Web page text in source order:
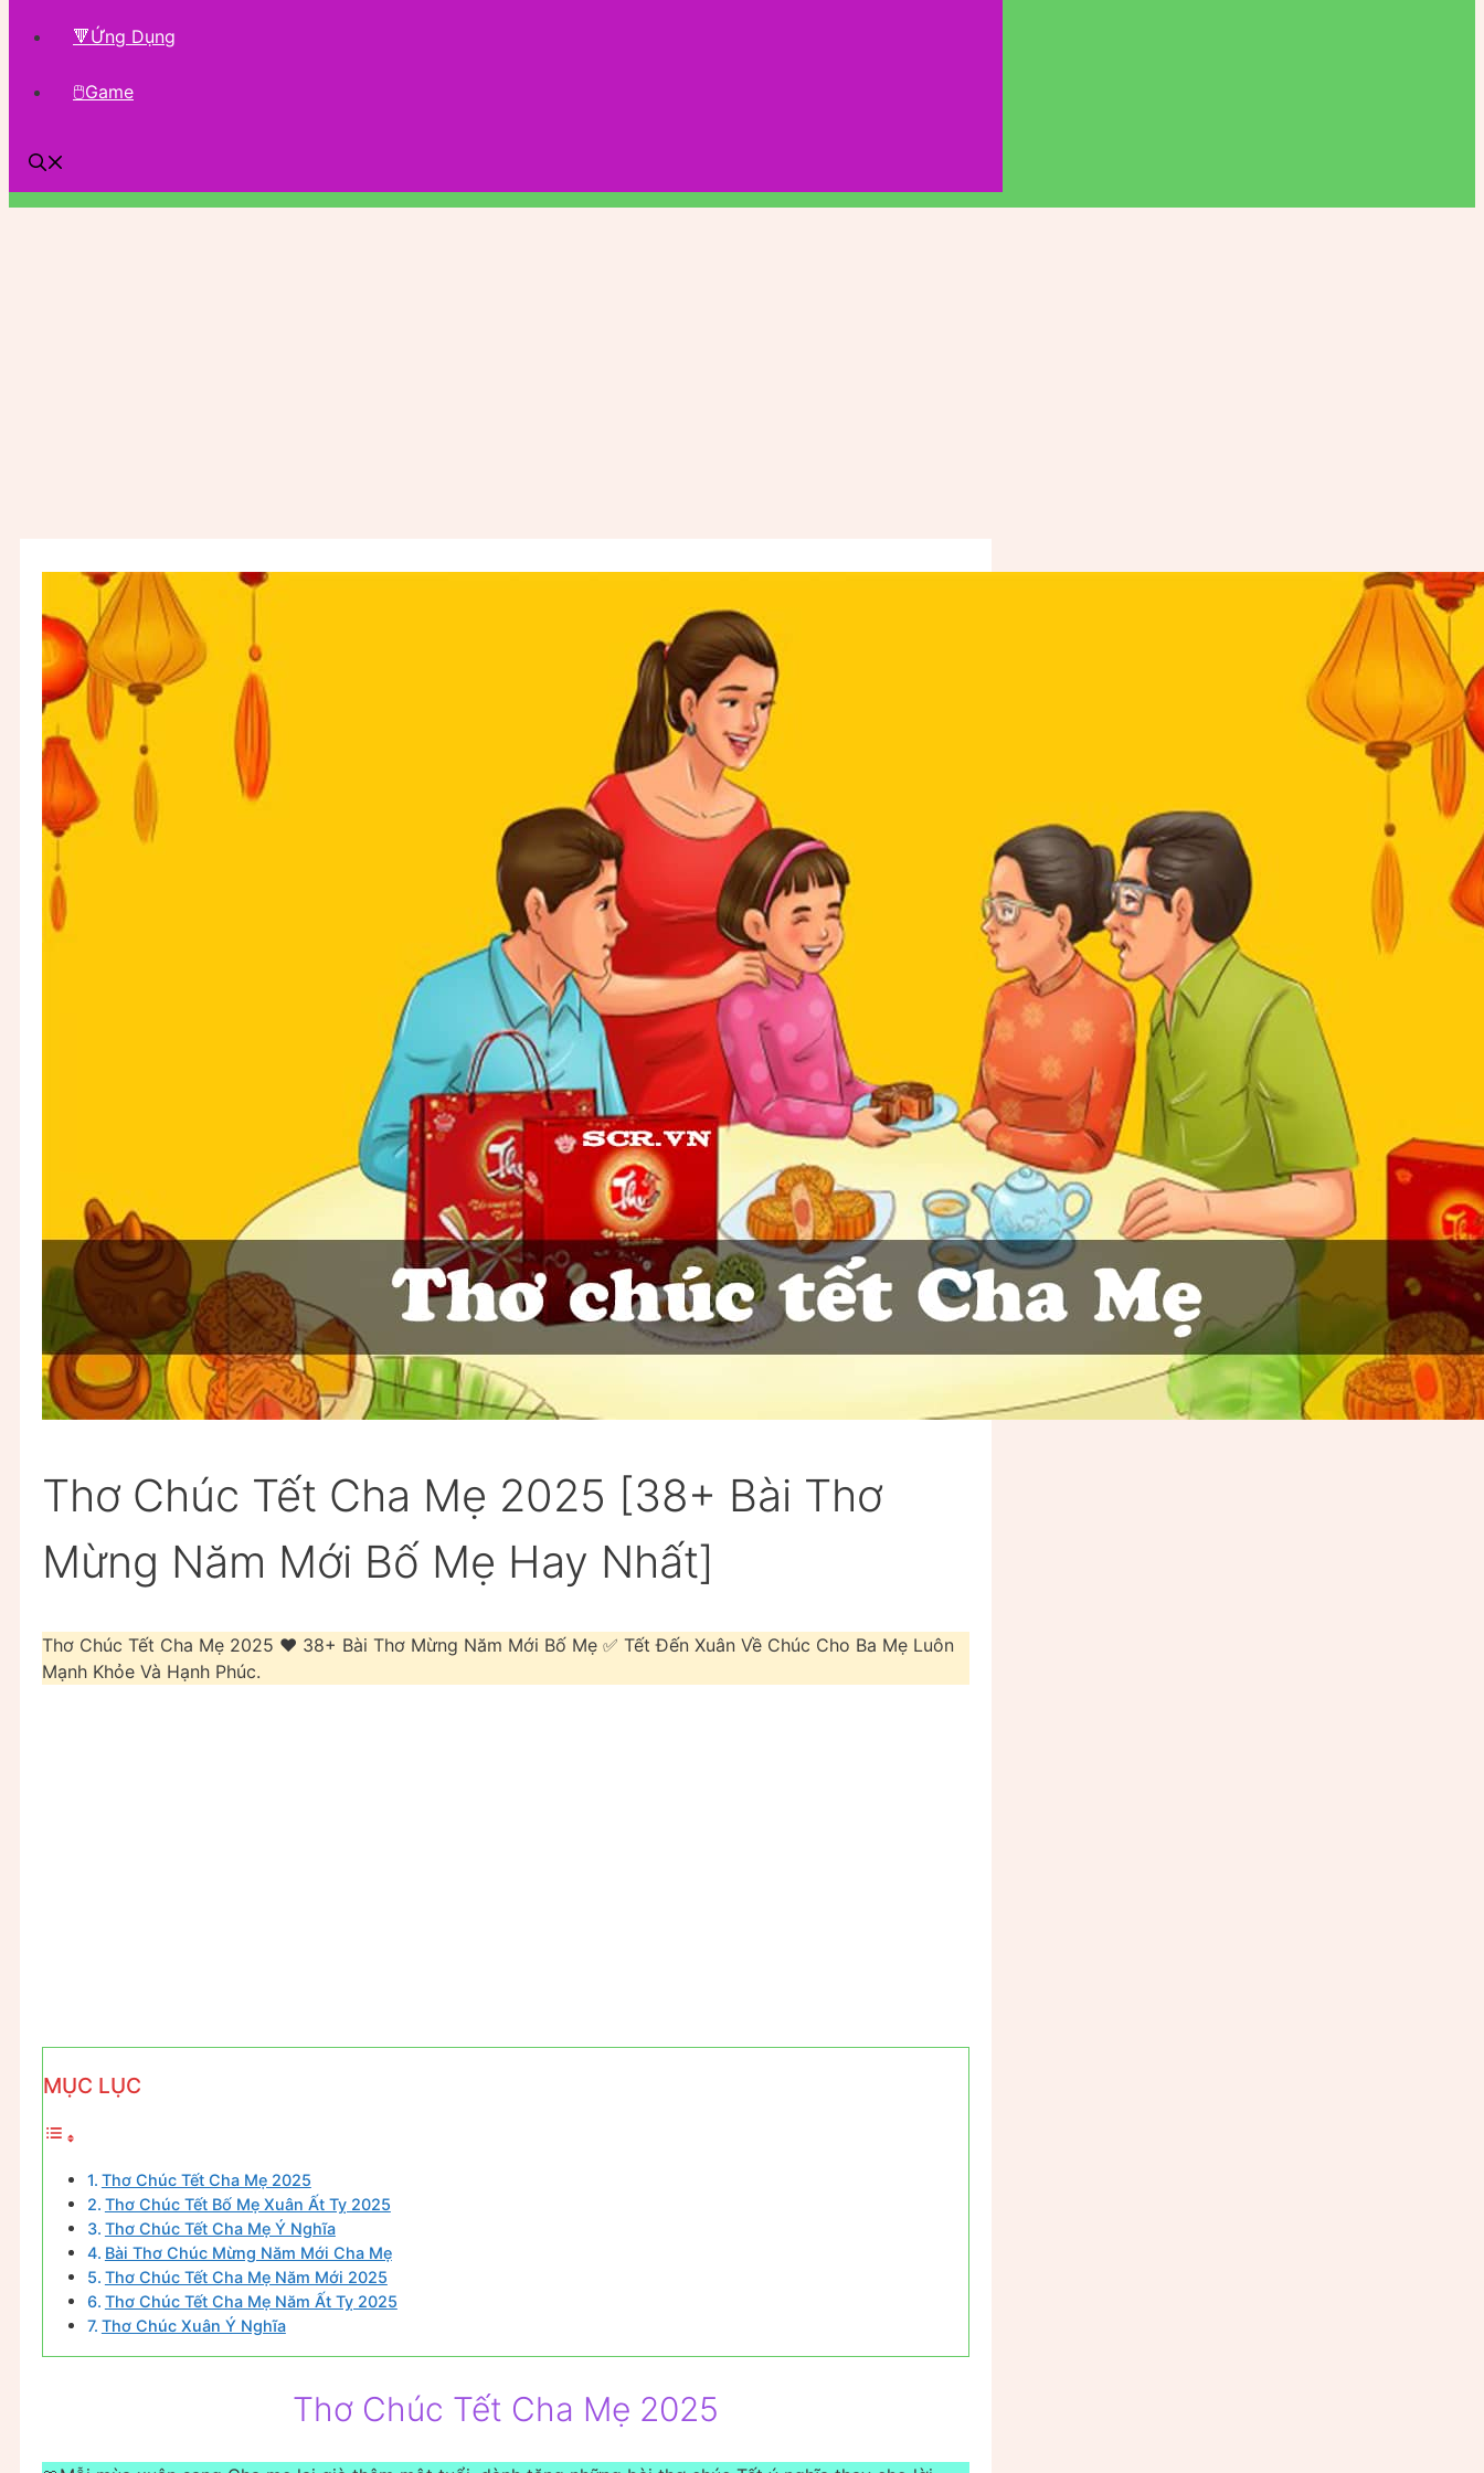
🔻Ứng Dụng
🖱Game
Thơ Chúc Tết Cha Mẹ 2025 [38+ Bài Thơ
Mừng Năm Mới Bố Mẹ Hay Nhất]
Thơ Chúc Tết Cha Mẹ 2025 ❤️️ 38+ Bài Thơ Mừng Năm Mới Bố Mẹ ✅ Tết Đến Xuân Về Chúc Cho Ba Mẹ Luôn
Mạnh Khỏe Và Hạnh Phúc.
MỤC LỤC
Thơ Chúc Tết Cha Mẹ 2025
Thơ Chúc Tết Bố Mẹ Xuân Ất Tỵ 2025
Thơ Chúc Tết Cha Mẹ Ý Nghĩa
Bài Thơ Chúc Mừng Năm Mới Cha Mẹ
Thơ Chúc Tết Cha Mẹ Năm Mới 2025
Thơ Chúc Tết Cha Mẹ Năm Ất Tỵ 2025
Thơ Chúc Xuân Ý Nghĩa
Thơ Chúc Tết Cha Mẹ 2025